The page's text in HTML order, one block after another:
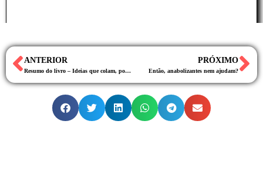
ANTERIOR
Resumo do livro – Ideias que colam, por Chip Heath e Dan Heath
PRÓXIMO
Então, anabolizantes nem ajudam?